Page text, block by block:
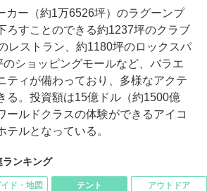
ー（約1万6526坪）のラグーンプ
ろすことのできる約1237坪のクラブ
レストラン、約1180坪のロックスパ
のショッピングモールなど、バラエ
ティが備わっており、多様なアクテ
る。投資額は15億ドル（約1500億
ールドクラスの体験ができるアイコ
テルとなっている。
ンキング
ド・地図 テント アウトドア